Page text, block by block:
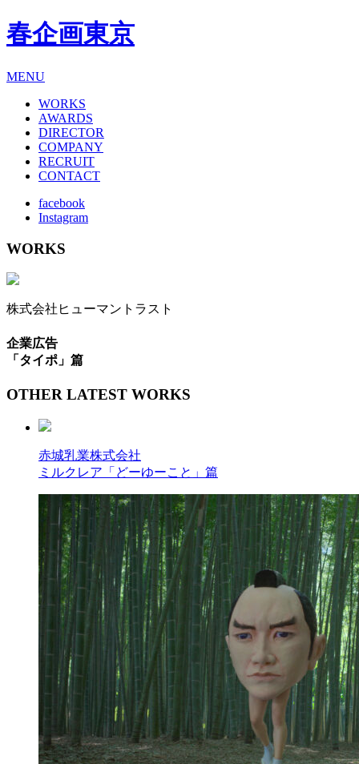
春企画東京
MENU
WORKS
AWARDS
DIRECTOR
COMPANY
RECRUIT
CONTACT
facebook
Instagram
WORKS
株式会社ヒューマントラスト
企業広告
「タイポ」篇
OTHER LATEST WORKS
赤城乳業株式会社
ミルクレア「どーゆーこと」篇